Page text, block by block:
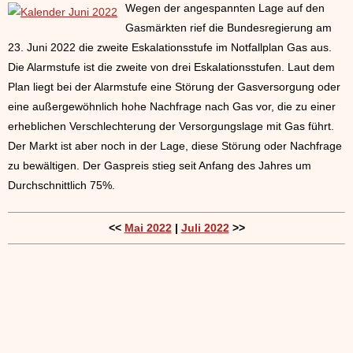
Wegen der angespannten Lage auf den
Gasmärkten rief die Bundesregierung am
23. Juni 2022 die zweite Eskalationsstufe im Notfallplan Gas aus.
Die Alarmstufe ist die zweite von drei Eskalationsstufen. Laut dem
Plan liegt bei der Alarmstufe eine Störung der Gasversorgung oder
eine außergewöhnlich hohe Nachfrage nach Gas vor, die zu einer
erheblichen Verschlechterung der Versorgungslage mit Gas führt.
Der Markt ist aber noch in der Lage, diese Störung oder Nachfrage
zu bewältigen. Der Gaspreis stieg seit Anfang des Jahres um
Durchschnittlich 75%.
<< Mai 2022| Juli 2022>>